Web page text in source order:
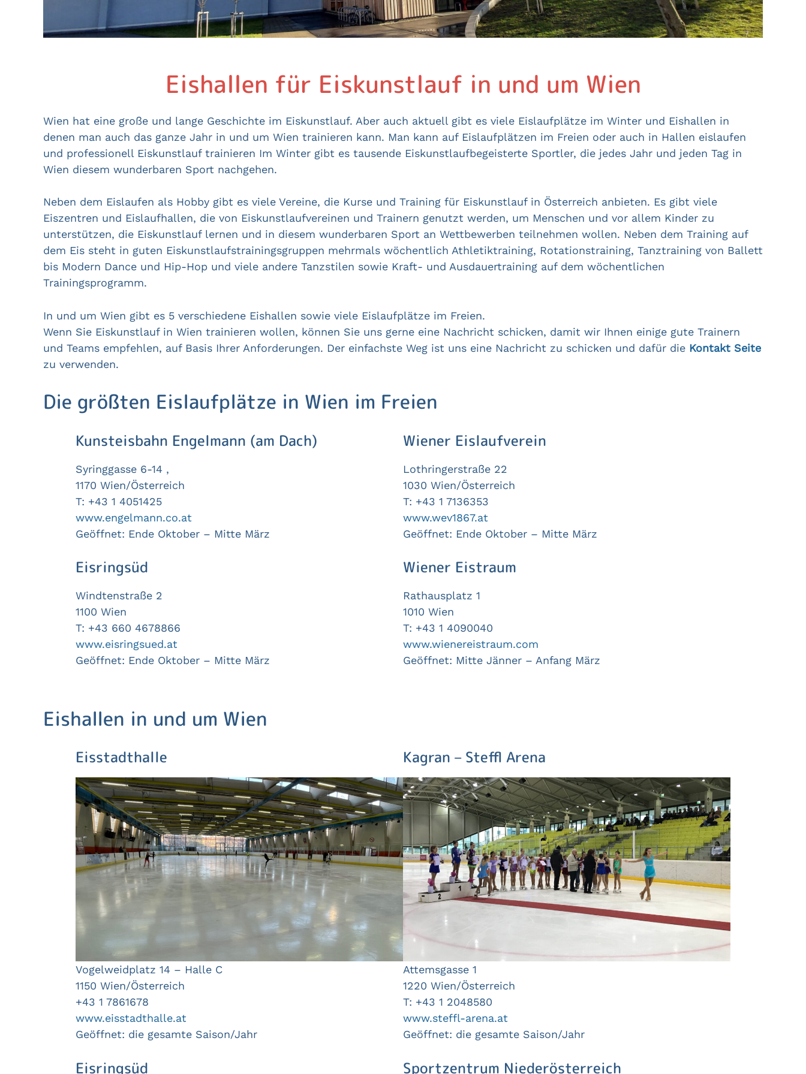
Eishallen für Eiskunstlauf in und um Wien
Wien hat eine große und lange Geschichte im Eiskunstlauf. Aber auch aktuell gibt es viele Eislaufplätze im Winter und Eishallen in
denen man auch das ganze Jahr in und um Wien trainieren kann. Man kann auf Eislaufplätzen im Freien oder auch in Hallen eislaufen
und professionell Eiskunstlauf trainieren Im Winter gibt es tausende Eiskunstlaufbegeisterte Sportler, die jedes Jahr und jeden Tag in
Wien diesem wunderbaren Sport nachgehen.
Neben dem Eislaufen als Hobby gibt es viele Vereine, die Kurse und Training für Eiskunstlauf in Österreich anbieten. Es gibt viele
Eiszentren und Eislaufhallen, die von Eiskunstlaufvereinen und Trainern genutzt werden, um Menschen und vor allem Kinder zu
unterstützen, die Eiskunstlauf lernen und in diesem wunderbaren Sport an Wettbewerben teilnehmen wollen. Neben dem Training auf
dem Eis steht in guten Eiskunstlaufstrainingsgruppen mehrmals wöchentlich Athletiktraining, Rotationstraining, Tanztraining von Ballett
bis Modern Dance und Hip-Hop und viele andere Tanzstilen sowie Kraft- und Ausdauertraining auf dem wöchentlichen
Trainingsprogramm.
In und um Wien gibt es 5 verschiedene Eishallen sowie viele Eislaufplätze im Freien.
Wenn Sie Eiskunstlauf in Wien trainieren wollen, können Sie uns gerne eine Nachricht schicken, damit wir Ihnen einige gute Trainern
und Teams empfehlen, auf Basis Ihrer Anforderungen. Der einfachste Weg ist uns eine Nachricht zu schicken und dafür die Kontakt Seite
zu verwenden.
Die größten Eislaufplätze in Wien im Freien
Kunsteisbahn Engelmann (am Dach)
Syringgasse 6-14 ,
1170 Wien/Österreich
T: +43 1 4051425
www.engelmann.co.at
Geöffnet: Ende Oktober – Mitte März
Eisringsüd
Windtenstraße 2
1100 Wien
T: +43 660 4678866
www.eisringsued.at
Geöffnet: Ende Oktober – Mitte März
Wiener Eislaufverein
Lothringerstraße 22
1030 Wien/Österreich
T: +43 1 7136353
www.wev1867.at
Geöffnet: Ende Oktober – Mitte März
Wiener Eistraum
Rathausplatz 1
1010 Wien
T: +43 1 4090040
www.wienereistraum.com
Geöffnet: Mitte Jänner – Anfang März
Eishallen in und um Wien
Eisstadthalle
Vogelweidplatz 14 – Halle C
1150 Wien/Österreich
+43 1 7861678
www.eisstadthalle.at
Geöffnet: die gesamte Saison/Jahr
Eisringsüd
Kagran – Steffl Arena
Attemsgasse 1
1220 Wien/Österreich
T: +43 1 2048580
www.steffl-arena.at
Geöffnet: die gesamte Saison/Jahr
Sportzentrum Niederösterreich